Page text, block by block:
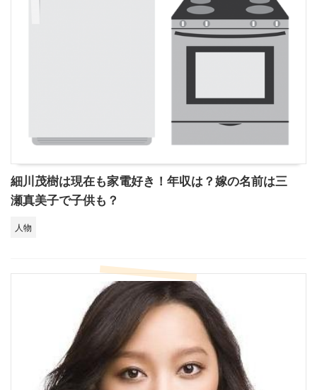
細川茂樹は現在も家電好き！年収は？嫁の名前は三
瀬真美子で子供も？
人物